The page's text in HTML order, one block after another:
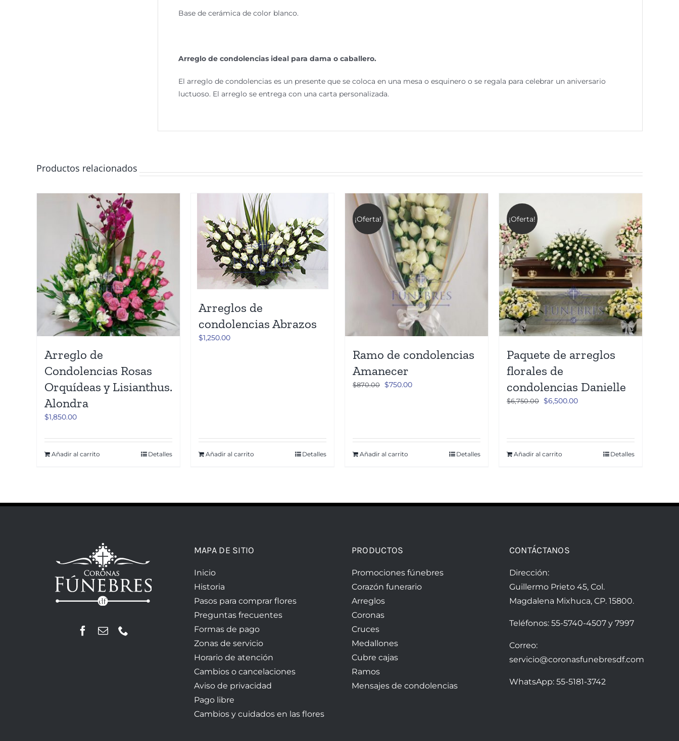
Base de cerámica de color blanco.
Arreglo de condolencias ideal para dama o caballero.
El arreglo de condolencias es un presente que se coloca en una mesa o esquinero o se regala para celebrar un aniversario
luctuoso. El arreglo se entrega con una carta personalizada.
Productos relacionados
Arreglo de
Condolencias Rosas
Orquídeas y Lisianthus.
Alondra
$1,850.00
Añadir al carrito Detalles
Arreglos de
condolencias Abrazos
$1,250.00
Añadir al carrito Detalles
¡Oferta!
Ramo de condolencias
Amanecer
$870.00 El
$750.00El
Añadir al carrito Detalles
¡Oferta!
Paquete de arreglos
florales de
condolencias Danielle
$6,750.00 El
era:
$6,750.00.
$6,500.00El
es:
$6,500.00.
Añadir al carrito Detalles
MAPA DE SITIO
Inicio
Historia
Pasos para comprar flores
Preguntas frecuentes
Formas de pago
Zonas de servicio
Horario de atención
Cambios o cancelaciones
Aviso de privacidad
Pago libre
Cambios y cuidados en las flores
PRODUCTOS
Promociones fúnebres
Corazón funerario
Arreglos
Coronas
Cruces
Medallones
Cubre cajas
Ramos
Mensajes de condolencias
CONTÁCTANOS
Dirección:
Guillermo Prieto 45, Col.
Magdalena Mixhuca, CP. 15800.
Teléfonos: 55-5740-4507y 7997
Correo:
servicio@coronasfunebresdf.com
WhatsApp: 55-5181-3742